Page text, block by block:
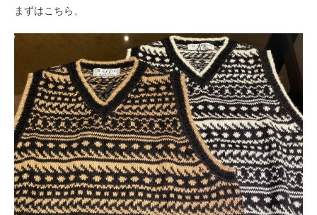
まずはこちら、